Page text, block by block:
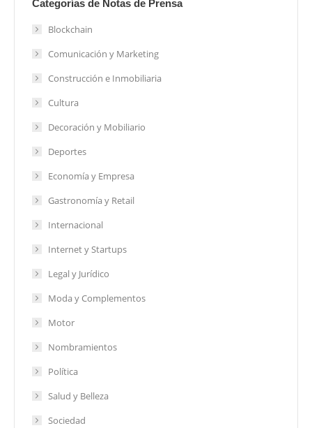
Categorías de Notas de Prensa
Blockchain
Comunicación y Marketing
Construcción e Inmobiliaria
Cultura
Decoración y Mobiliario
Deportes
Economía y Empresa
Gastronomía y Retail
Internacional
Internet y Startups
Legal y Jurídico
Moda y Complementos
Motor
Nombramientos
Política
Salud y Belleza
Sociedad